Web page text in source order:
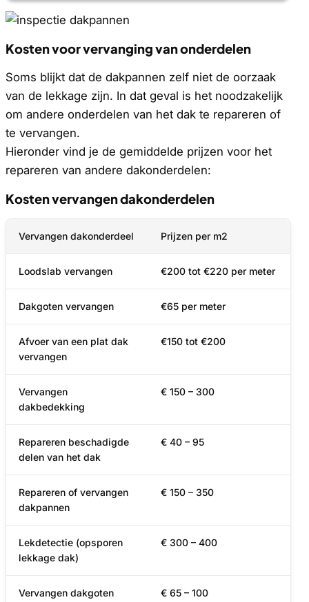
Kosten voor vervanging van onderdelen
Soms blijkt dat de dakpannen zelf niet de oorzaak
van de lekkage zijn. In dat geval is het noodzakelijk
om andere onderdelen van het dak te repareren of
te vervangen.
Hieronder vind je de gemiddelde prijzen voor het
repareren van andere dakonderdelen:
Kosten vervangen dakonderdelen
Vervangen dakonderdeel Prijzen per m2
Loodslab vervangen €200 tot €220 per meter
Dakgoten vervangen €65 per meter
Afvoer van een plat dak
vervangen
€150 tot €200
Vervangen
dakbedekking
€ 150 – 300
Repareren beschadigde
delen van het dak
€ 40 – 95
Repareren of vervangen
dakpannen
€ 150 – 350
Lekdetectie (opsporen
lekkage dak)
€ 300 – 400
Vervangen dakgoten € 65 – 100